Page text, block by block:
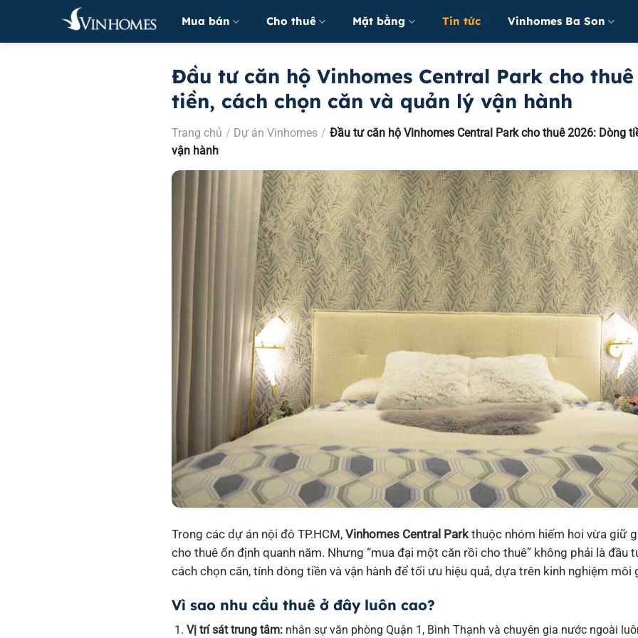
nội
Mua bán Cho thuê Mặt bằng Tin tức Vinhomes Ba Son
Đầu tư căn hộ Vinhomes Central Park cho thuê
tiền, cách chọn căn và quản lý vận hành
Trang chủ / Dự án Vinhomes / Đầu tư căn hộ Vinhomes Central Park cho thuê 2026: Dòng
vận hành
Trong các dự án nội đô TP.HCM, Vinhomes Central Parkthuộc nhóm hiếm hoi vừa giữ
cho thuê ổn định quanh năm. Nhưng “mua đại một căn rồi cho thuê” không phải là đầu
cách chọn căn, tính dòng tiền và vận hành để tối ưu hiệu quả, dựa trên kinh nghiệm
Vì sao nhu cầu thuê ở đây luôn cao?
Vị trí sát trung tâm:nhân sự văn phòng Quận 1, Bình Thạnh và chuyên gia nước ngoài